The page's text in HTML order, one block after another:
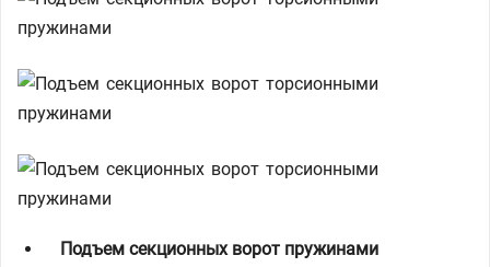
Подъем секционных ворот пружинами